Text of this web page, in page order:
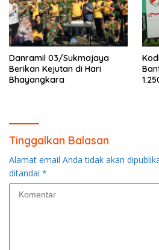
Danramil 03/Sukmajaya
Berikan Kejutan di Hari
Bhayangkara
Tinggalkan Balasan
Alamat email Anda tidak akan
ditandai *